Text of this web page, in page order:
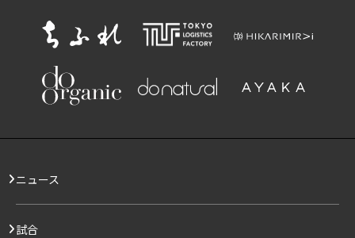
ニュース
試合